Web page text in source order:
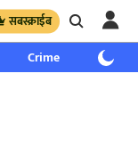
सबस्क्राईब
Crime साप्ताहिक